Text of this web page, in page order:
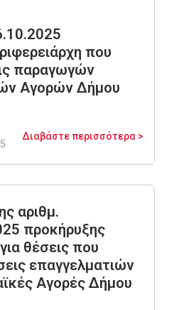
που
παραγωγών
Αγορών Δήμου
Διαβάστε περισσότερα >
αριθμ.
προκήρυξης
θέσεις που
επαγγελματιών
Αγορές Δήμου